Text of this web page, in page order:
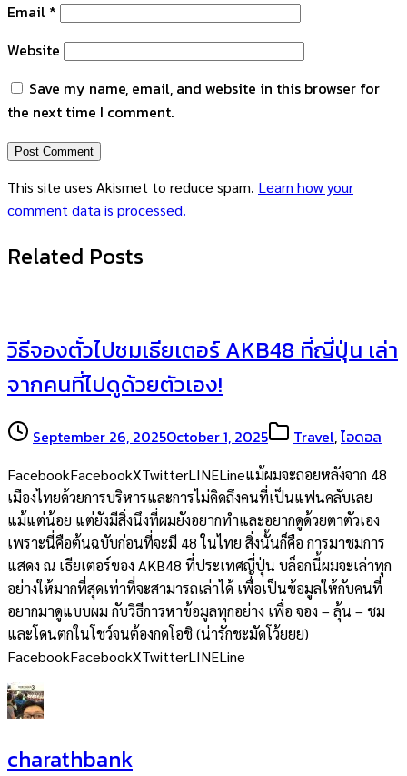
Email *
Website
Save my name, email, and website in this browser for
the next time I comment.
This site uses Akismet to reduce spam. Learn how your
comment data is processed.
Related Posts
วิธีจองตั๋วไปชมเธียเตอร์ AKB48 ที่ญี่ปุ่น เล่า
จากคนที่ไปดูด้วยตัวเอง!
September 26, 2025October 1, 2025 Travel,ไอดอล
FacebookFacebookXTwitterLINELineแม้ผมจะถอยหลังจาก 48
เมืองไทยด้วยการบริหารและการไม่คิดถึงคนที่เป็นแฟนคลับเลย
แม้แต่น้อย แต่ยังมีสิ่งนึงที่ผมยังอยากทำและอยากดูด้วยตาตัวเอง
เพราะนี่คือต้นฉบับก่อนที่จะมี 48 ในไทย สิ่งนั้นก็คือ การมาชมการ
แสดง ณ เธียเตอร์ของ AKB48 ที่ประเทศญี่ปุ่น บล็อกนี้ผมจะเล่าทุก
อย่างให้มากที่สุดเท่าที่จะสามารถเล่าได้ เพื่อเป็นข้อมูลให้กับคนที่
อยากมาดูแบบผม กับวิธีการหาข้อมูลทุกอย่าง เพื่อ จอง – ลุ้น – ชม
และโดนตกในโชว์จนต้องกดโอชิ (น่ารักชะมัดโว้ยยย)
FacebookFacebookXTwitterLINELine
charathbank